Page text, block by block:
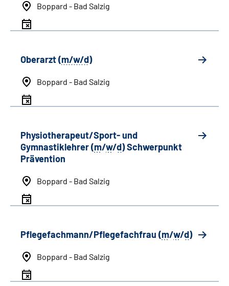
Boppard - Bad Salzig
Oberarzt (m/w/d)
Boppard - Bad Salzig
Physiotherapeut/Sport- und
Gymnastiklehrer (m/w/d) Schwerpunkt
Prävention
Boppard - Bad Salzig
Pflegefachmann/Pflegefachfrau (m/w/d)
Boppard - Bad Salzig